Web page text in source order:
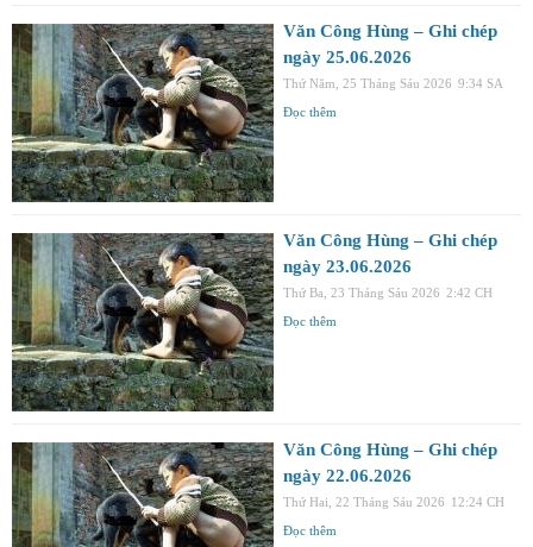
Văn Công Hùng – Ghi chép
ngày 25.06.2026
Thứ Năm, 25 Tháng Sáu 2026 9:34 SA
Đọc thêm
Văn Công Hùng – Ghi chép
ngày 23.06.2026
Thứ Ba, 23 Tháng Sáu 2026 2:42 CH
Đọc thêm
Văn Công Hùng – Ghi chép
ngày 22.06.2026
Thứ Hai, 22 Tháng Sáu 2026 12:24 CH
Đọc thêm